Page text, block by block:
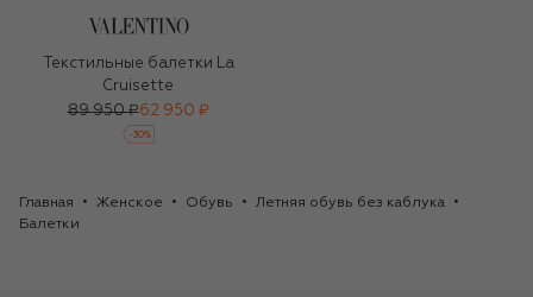
Текстильные балетки La
Cruisette
89 950 ₽62 950 ₽
-30%
Главная Женское Обувь
Летняя обувь без каблука
Балетки